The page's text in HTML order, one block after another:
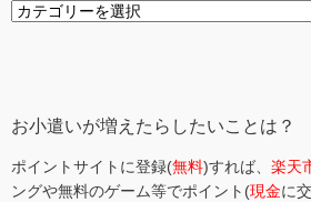
カ
お小遣いが増えたらしたいことは？
ポイントサイトに登録(無料)すれば、 楽天
ングや無料のゲーム等でポイント(現金に